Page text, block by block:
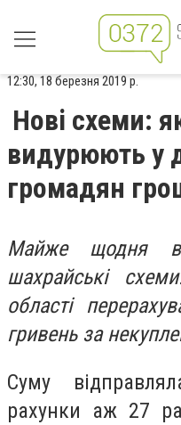
12:30, 18 березня 2019 р.
Нові схеми:
видурюють у
громадян
Майже щодня в
шахрайські
області
гривень за
Суму
рахунки аж 27